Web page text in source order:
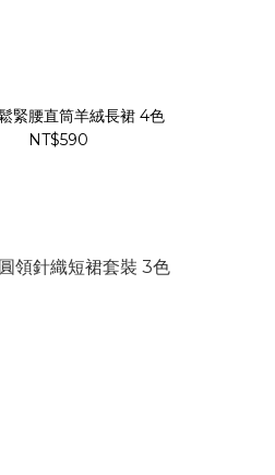
緊腰直筒羊絨長裙 4色
NT$590